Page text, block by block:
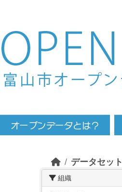
Skip to main content
データセット
組織